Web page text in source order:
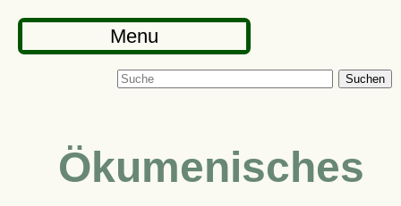
Menu
Suchen
Ökumenisches